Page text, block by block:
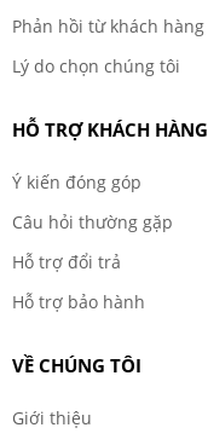
Phản hồi từ khách hàng
Lý do chọn chúng tôi
HỖ TRỢ KHÁCH HÀNG
Ý kiến đóng góp
Câu hỏi thường gặp
Hỗ trợ đổi trả
Hỗ trợ bảo hành
VỀ CHÚNG TÔI
Giới thiệu